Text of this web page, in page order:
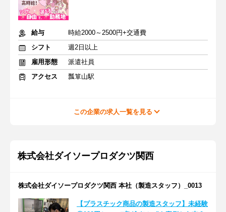
給与
時給2000～2500円+交通費
シフト
週2日以上
雇用形態
派遣社員
アクセス
瓢箪山駅
この企業の求人一覧を見る
株式会社ダイソープロダクツ関西
株式会社ダイソープロダクツ関西 本社（製造スタッフ）_0013
【プラスチック商品の製造スタッフ】未経験